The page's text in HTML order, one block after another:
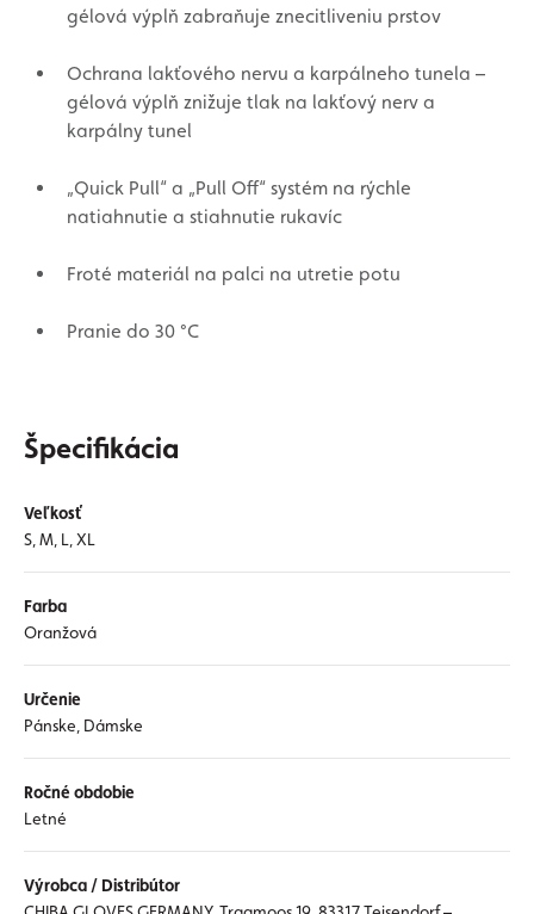
gélová výplň zabraňuje znecitliveniu prstov
Ochrana lakťového nervu a karpálneho tunela –
gélová výplň znižuje tlak na lakťový nerv a
karpálny tunel
„Quick Pull“ a „Pull Off“ systém na rýchle
natiahnutie a stiahnutie rukavíc
Froté materiál na palci na utretie potu
Pranie do 30 °C
Špecifikácia
Veľkosť
S, M, L, XL
Farba
Oranžová
Určenie
Pánske, Dámske
Ročné obdobie
Letné
Výrobca / Distribútor